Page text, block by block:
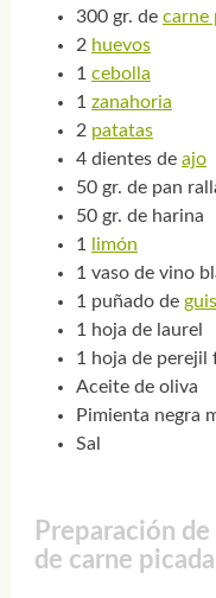
300 gr. de carne
2 huevos
1 cebolla
1 zanahoria
2 patatas
4 dientes de ajo
50 gr. de pan
50 gr. de harina
1 limón
1 vaso de vino
1 puñado de
1 hoja de laurel
1 hoja de perejil
Aceite de oliva
Pimienta negra
Sal
Preparación
de carne picada